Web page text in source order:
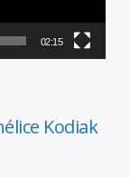
02:15
Kodiak